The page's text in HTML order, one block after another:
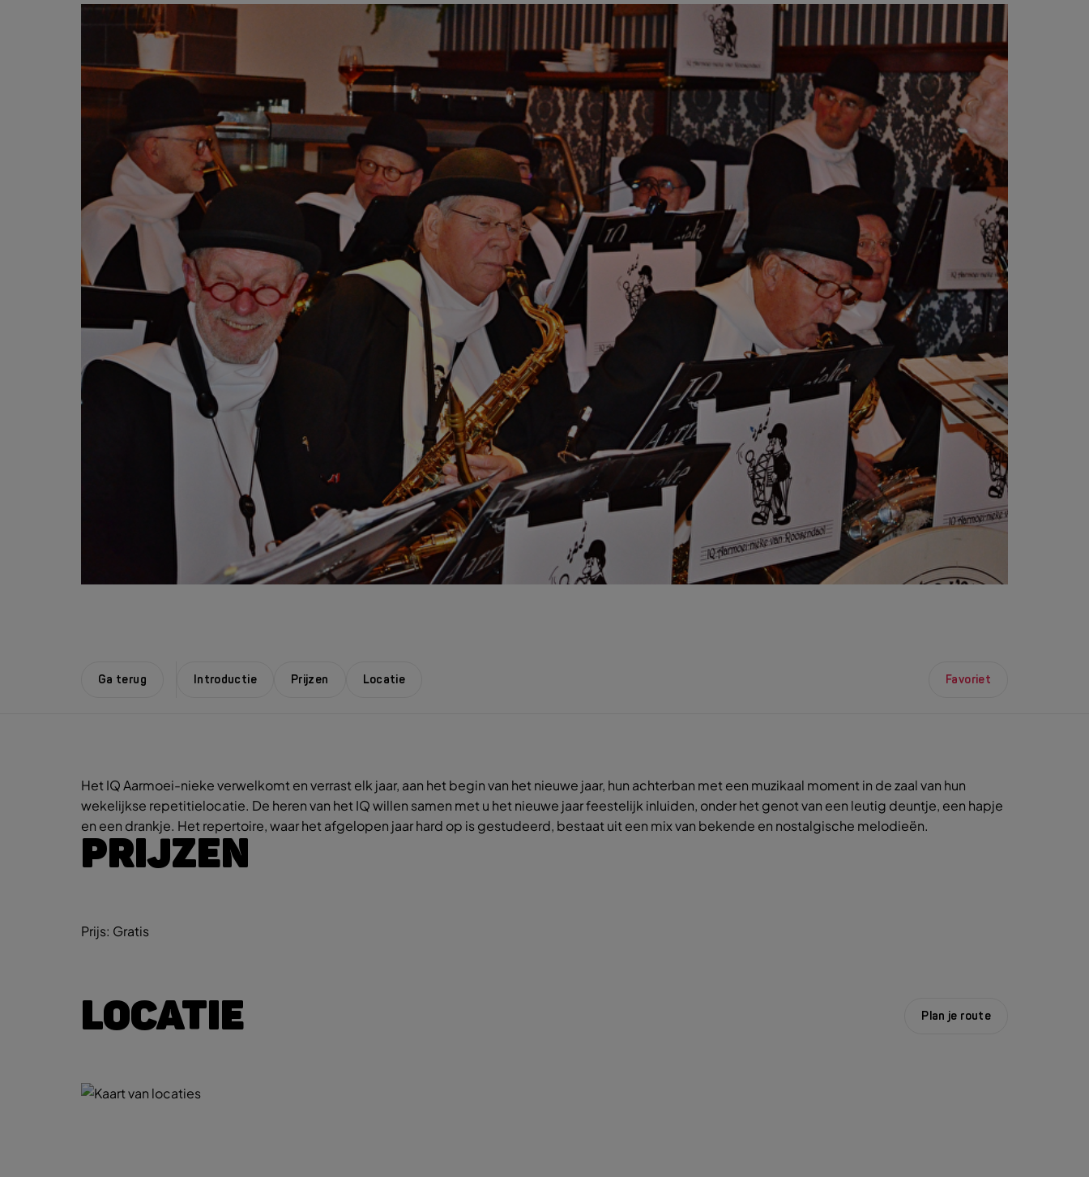
Ga terug Introductie Prijzen Locatie Favoriet
Het IQ Aarmoei-nieke verwelkomt en verrast elk jaar, aan het begin van het nieuwe jaar, hun achterban met een muzikaal moment in de zaal van hun
wekelijkse repetitielocatie. De heren van het IQ willen samen met u het nieuwe jaar feestelijk inluiden, onder het genot van een leutig deuntje, een hapje
en een drankje. Het repertoire, waar het afgelopen jaar hard op is gestudeerd, bestaat uit een mix van bekende en nostalgische melodieën.
PRIJZEN
Prijs: Gratis
LOCATIE Plan je route